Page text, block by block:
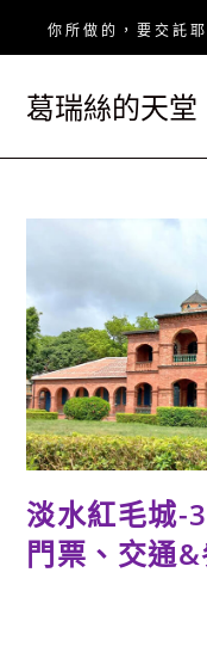
你 所 做 的 ， 要 交 託
葛瑞絲的天堂
淡水紅毛城-
門票、交通